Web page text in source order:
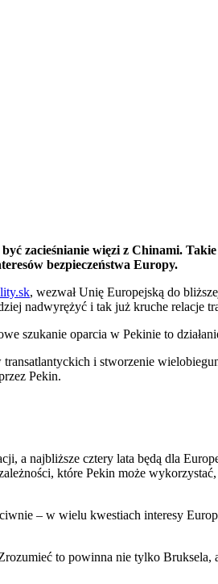
zacieśnianie więzi z Chinami.
bezpieczeństwa Europy.
, wezwał Unię Europejską do
nadwyrężyć i tak już kruche relacje
szukanie oparcia w Pekinie to
i stworzenie
Pekin.
a najbliższe cztery lata będą dla
które Pekin może
– w wielu kwestiach interesy
to powinna nie tylko Bruksela,